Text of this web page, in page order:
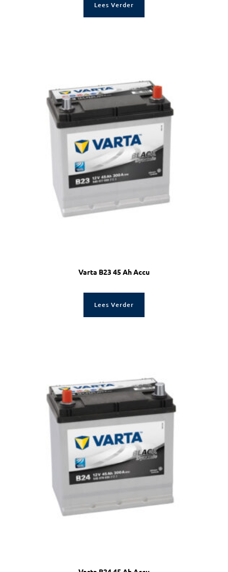
Lees Verder
Varta B23 45 Ah Accu
Lees Verder